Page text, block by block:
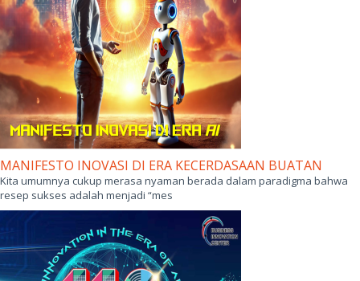
MANIFESTO INOVASI DI ERA KECERDASAAN BUATAN
Kita umumnya cukup merasa nyaman berada dalam paradigma bahwa
resep sukses adalah menjadi “mes